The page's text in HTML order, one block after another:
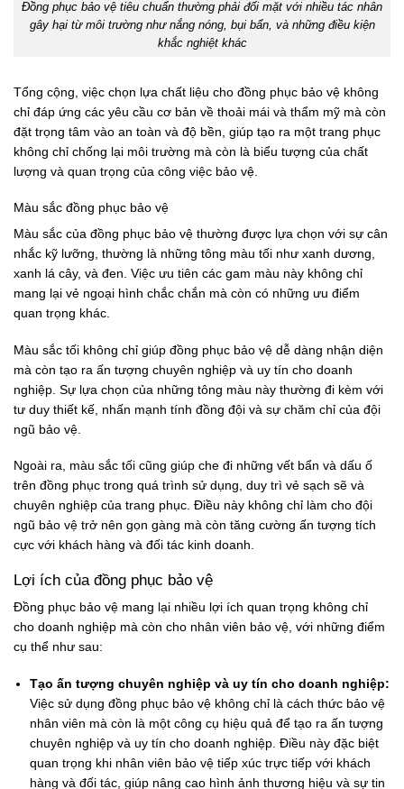
Đồng phục bảo vệ tiêu chuẩn thường phải đối mặt với nhiều tác nhân
gây hại từ môi trường như nắng nóng, bụi bẩn, và những điều kiện
khắc nghiệt khác
Tổng cộng, việc chọn lựa chất liệu cho đồng phục bảo vệ không
chỉ đáp ứng các yêu cầu cơ bản về thoải mái và thẩm mỹ mà còn
đặt trọng tâm vào an toàn và độ bền, giúp tạo ra một trang phục
không chỉ chống lại môi trường mà còn là biểu tượng của chất
lượng và quan trọng của công việc bảo vệ.
Màu sắc đồng phục bảo vệ
Màu sắc của đồng phục bảo vệ thường được lựa chọn với sự cân
nhắc kỹ lưỡng, thường là những tông màu tối như xanh dương,
xanh lá cây, và đen. Việc ưu tiên các gam màu này không chỉ
mang lại vẻ ngoại hình chắc chắn mà còn có những ưu điểm
quan trọng khác.
Màu sắc tối không chỉ giúp đồng phục bảo vệ dễ dàng nhận diện
mà còn tạo ra ấn tượng chuyên nghiệp và uy tín cho doanh
nghiệp. Sự lựa chọn của những tông màu này thường đi kèm với
tư duy thiết kế, nhấn mạnh tính đồng đội và sự chăm chỉ của đội
ngũ bảo vệ.
Ngoài ra, màu sắc tối cũng giúp che đi những vết bẩn và dấu ố
trên đồng phục trong quá trình sử dụng, duy trì vẻ sạch sẽ và
chuyên nghiệp của trang phục. Điều này không chỉ làm cho đội
ngũ bảo vệ trở nên gọn gàng mà còn tăng cường ấn tượng tích
cực với khách hàng và đối tác kinh doanh.
Lợi ích của đồng phục bảo vệ
Đồng phục bảo vệ mang lại nhiều lợi ích quan trọng không chỉ
cho doanh nghiệp mà còn cho nhân viên bảo vệ, với những điểm
cụ thể như sau:
Tạo ấn tượng chuyên nghiệp và uy tín cho doanh nghiệp:
Việc sử dụng đồng phục bảo vệ không chỉ là cách thức bảo vệ
nhân viên mà còn là một công cụ hiệu quả để tạo ra ấn tượng
chuyên nghiệp và uy tín cho doanh nghiệp. Điều này đặc biệt
quan trọng khi nhân viên bảo vệ tiếp xúc trực tiếp với khách
hàng và đối tác, giúp nâng cao hình ảnh thương hiệu và sự tin